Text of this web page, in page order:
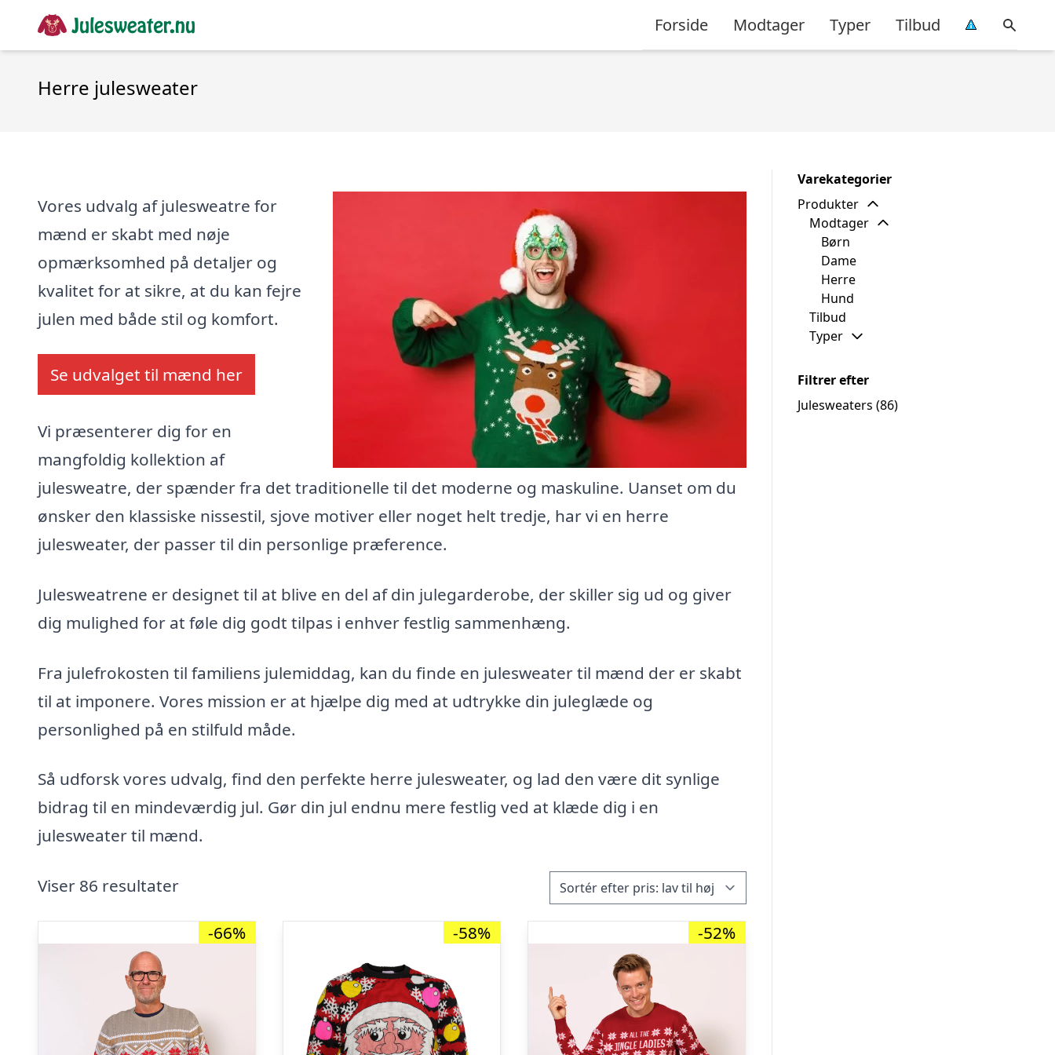
Forside Modtager Typer Tilbud
Herre julesweater
Vores udvalg af julesweatre for
mænd er skabt med nøje
opmærksomhed på detaljer og
kvalitet for at sikre, at du kan fejre
julen med både stil og komfort.
Se udvalget til mænd her
Vi præsenterer dig for en
mangfoldig kollektion af
julesweatre, der spænder fra det traditionelle til det moderne og maskuline. Uanset om du
ønsker den klassiske nissestil, sjove motiver eller noget helt tredje, har vi en herre
julesweater, der passer til din personlige præference.
Julesweatrene er designet til at blive en del af din julegarderobe, der skiller sig ud og giver
dig mulighed for at føle dig godt tilpas i enhver festlig sammenhæng.
Fra julefrokosten til familiens julemiddag, kan du finde en julesweater til mænd der er skabt
til at imponere. Vores mission er at hjælpe dig med at udtrykke din juleglæde og
personlighed på en stilfuld måde.
Så udforsk vores udvalg, find den perfekte herre julesweater, og lad den være dit synlige
bidrag til en mindeværdig jul. Gør din jul endnu mere festlig ved at klæde dig i en
julesweater til mænd.
Viser 86 resultater
-66% -58% -52%
Varekategorier
Produkter
Modtager
Børn
Dame
Herre
Hund
Tilbud
Typer
Filtrer efter
Julesweaters (86)